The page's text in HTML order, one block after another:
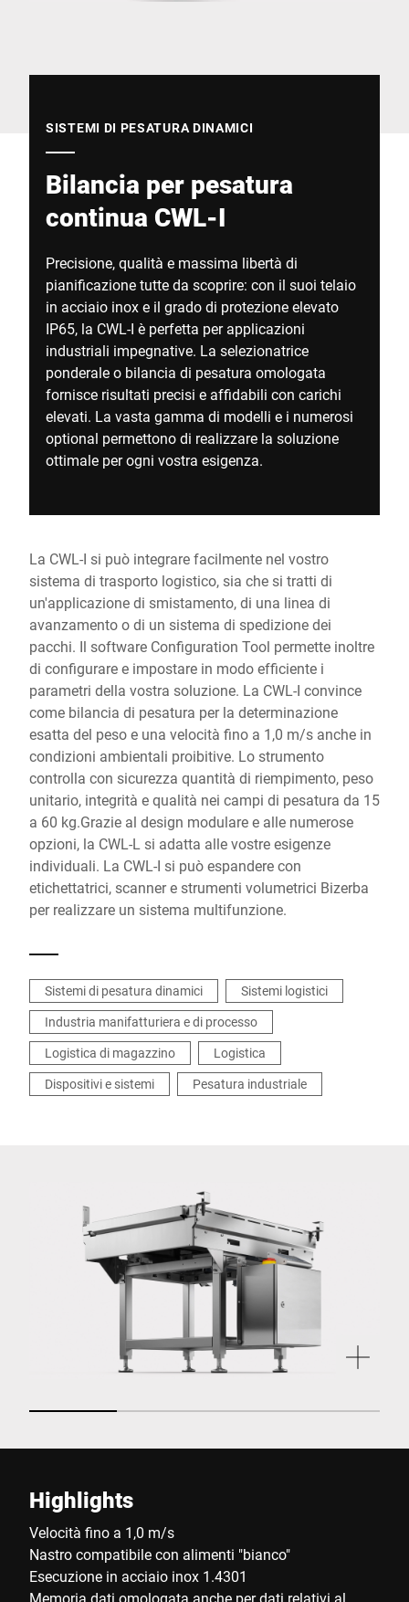
SISTEMI DI PESATURA DINAMICI
Bilancia per pesatura
continua CWL-I
Precisione, qualità e massima libertà di
pianificazione tutte da scoprire: con il suoi telaio
in acciaio inox e il grado di protezione elevato
IP65, la CWL-I è perfetta per applicazioni
industriali impegnative. La selezionatrice
ponderale o bilancia di pesatura omologata
fornisce risultati precisi e affidabili con carichi
elevati. La vasta gamma di modelli e i numerosi
optional permettono di realizzare la soluzione
ottimale per ogni vostra esigenza.
La CWL-I si può integrare facilmente nel vostro
sistema di trasporto logistico, sia che si tratti di
un'applicazione di smistamento, di una linea di
avanzamento o di un sistema di spedizione dei
pacchi. Il software Configuration Tool permette inoltre
di configurare e impostare in modo efficiente i
parametri della vostra soluzione. La CWL-I convince
come bilancia di pesatura per la determinazione
esatta del peso e una velocità fino a 1,0 m/s anche in
condizioni ambientali proibitive. Lo strumento
controlla con sicurezza quantità di riempimento, peso
unitario, integrità e qualità nei campi di pesatura da 15
a 60 kg.Grazie al design modulare e alle numerose
opzioni, la CWL-L si adatta alle vostre esigenze
individuali. La CWL-I si può espandere con
etichettatrici, scanner e strumenti volumetrici Bizerba
per realizzare un sistema multifunzione.
Sistemi di pesatura dinamici
Sistemi logistici
Industria manifatturiera e di processo
Logistica di magazzino
Logistica
Dispositivi e sistemi
Pesatura industriale
Highlights
Velocità fino a 1,0 m/s
Nastro compatibile con alimenti "bianco"
Esecuzione in acciaio inox 1.4301
Memoria dati omologata anche per dati relativi al